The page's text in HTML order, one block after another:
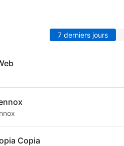
7 derniers jours
Copia